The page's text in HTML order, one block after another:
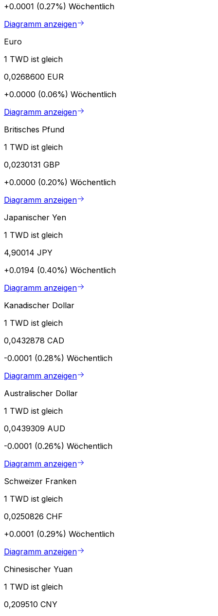
+0.0001 (0.27%) Wöchentlich
Diagramm anzeigen
Euro
1 TWD ist gleich
0,0268600 EUR
+0.0000 (0.06%) Wöchentlich
Diagramm anzeigen
Britisches Pfund
1 TWD ist gleich
0,0230131 GBP
+0.0000 (0.20%) Wöchentlich
Diagramm anzeigen
Japanischer Yen
1 TWD ist gleich
4,90014 JPY
+0.0194 (0.40%) Wöchentlich
Diagramm anzeigen
Kanadischer Dollar
1 TWD ist gleich
0,0432878 CAD
-0.0001 (0.28%) Wöchentlich
Diagramm anzeigen
Australischer Dollar
1 TWD ist gleich
0,0439309 AUD
-0.0001 (0.26%) Wöchentlich
Diagramm anzeigen
Schweizer Franken
1 TWD ist gleich
0,0250826 CHF
+0.0001 (0.29%) Wöchentlich
Diagramm anzeigen
Chinesischer Yuan
1 TWD ist gleich
0,209510 CNY